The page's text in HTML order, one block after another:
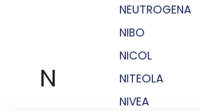
N
NEUTROGENA
NIBO
NICOL
NITEOLA
NIVEA